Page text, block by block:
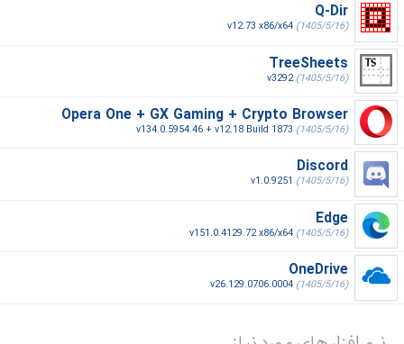
Q-Dir
v12.73 x86/x64 (1405/5/16)
TreeSheets
v3292(1405/5/16)
Opera One + GX Gaming + Crypto Browser
v134.0.5954.46 + v12.18 Build 1873 (1405/5/16)
Discord
v1.0.9251 (1405/5/16)
Edge
v151.0.4129.72 x86/x64 (1405/5/16)
OneDrive
v26.129.0706.0004 (1405/5/16)